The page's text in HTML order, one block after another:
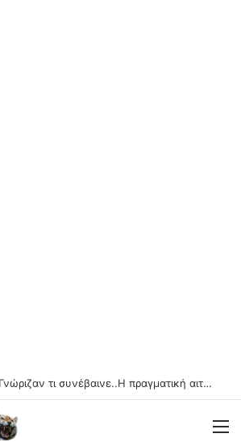
Ν.Αντωνιάδης: Γνώριζαν τι συνέβαινε..Η πραγματική αιτία των αιφνίδιων θανάτων θα βεβαιώνεται και ερχονται οι μέγιστες ποινές!!